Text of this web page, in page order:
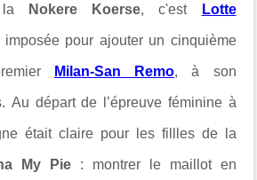
la Nokere Koerse, c'est Lotte
imposée pour ajouter un cinquième
Milan-San Remo, à son
Au départ de l’épreuve féminine à
était claire pour les fillles de la
My Pie : montrer le maillot en